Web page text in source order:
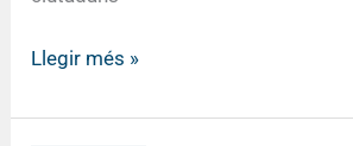
Llegir més »